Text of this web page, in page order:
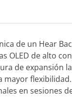
de un Hear
OLED de alto
de expansión
mayor flexibilidad.
en sesiones